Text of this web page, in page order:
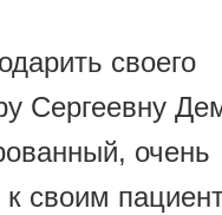
своего
Сергеевну
очень
своим